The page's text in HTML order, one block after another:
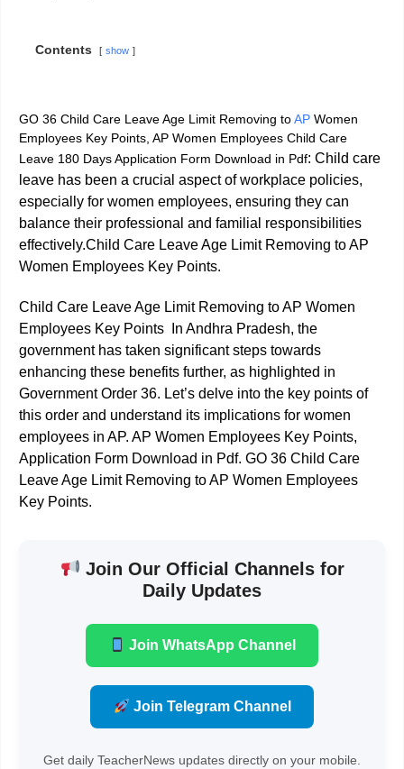
Contents show
GO 36 Child Care Leave Age Limit Removing toAP Women
Employees Key Points, AP Women Employees Child Care
Leave 180 Days Application Form Download in Pdf: Child care
leave has been a crucial aspect of workplace policies,
especially for women employees, ensuring they can
balance their professional and familial responsibilities
effectively.Child Care Leave Age Limit Removing to AP
Women Employees Key Points.
Child Care Leave Age Limit Removing to AP Women
Employees Key Points In Andhra Pradesh, the
government has taken significant steps towards
enhancing these benefits further, as highlighted in
Government Order 36. Let’s delve into the key points of
this order and understand its implications for women
employees in AP. AP Women Employees Key Points,
Application Form Download in Pdf. GO 36 Child Care
Leave Age Limit Removing to AP Women Employees
Key Points.
Join Our Official Channels for
Daily Updates
Join WhatsApp Channel
Join Telegram Channel
Get daily TeacherNews updates directly on your mobile.